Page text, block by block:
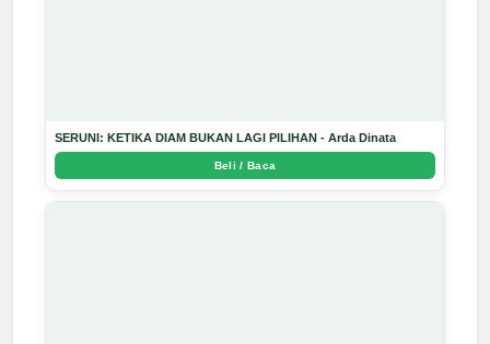
SERUNI: KETIKA DIAM BUKAN LAGI PILIHAN - Arda Dinata
Beli / Baca